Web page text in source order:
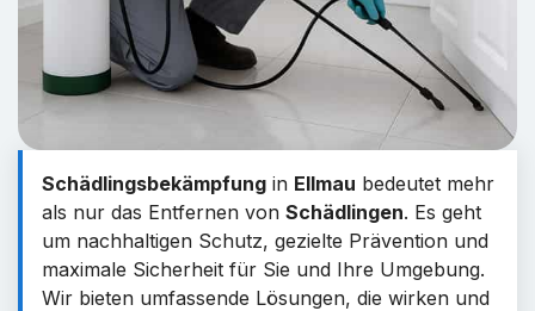
Schädlingsbekämpfung in Ellmau bedeutet mehr
als nur das Entfernen von Schädlingen. Es geht
um nachhaltigen Schutz, gezielte Prävention und
maximale Sicherheit für Sie und Ihre Umgebung.
Wir bieten umfassende Lösungen, die wirken und